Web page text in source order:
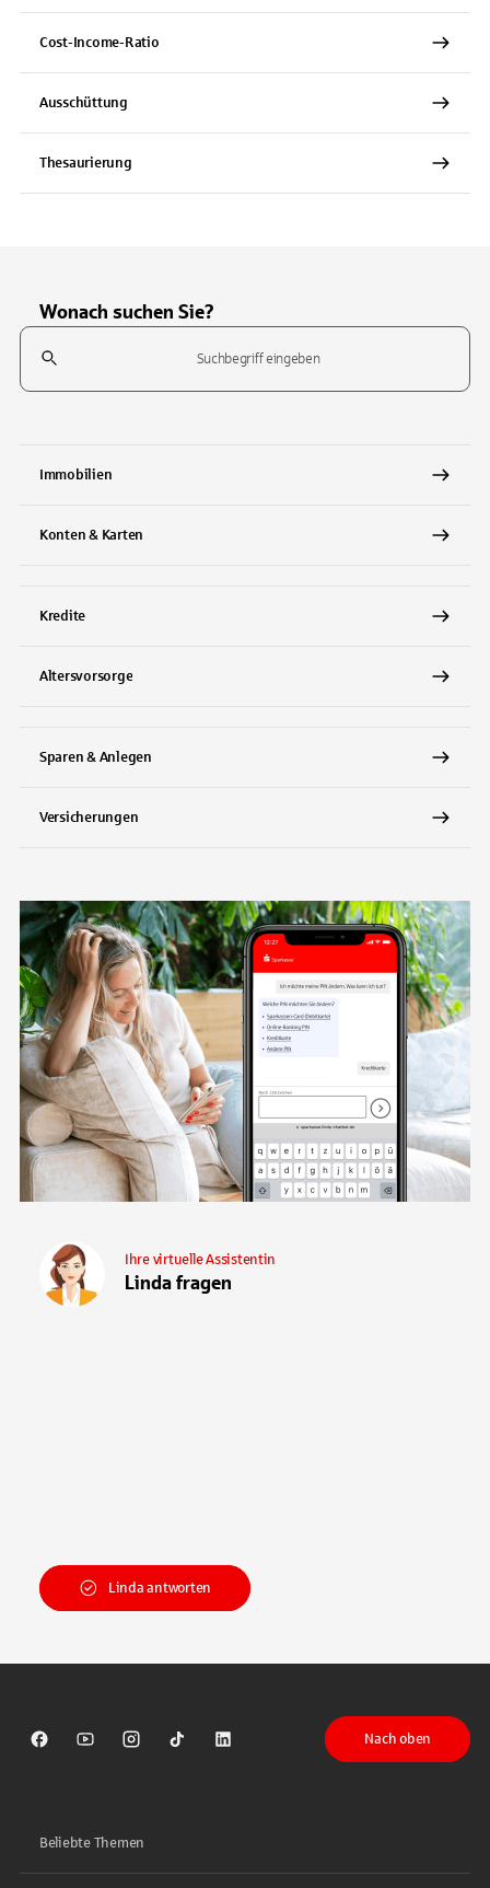
Cost-Income-Ratio
Ausschüttung
Thesaurierung
Wonach suchen Sie?
Suchfeld
Immobilien
Konten & Karten
Kredite
Altersvorsorge
Sparen & Anlegen
Versicherungen
Linda fragen
Ihre virtuelle Assistentin
Linda antworten
Sparkasse auf Facebook
Sparkasse auf Youtube
Sparkasse auf Instagram
Sparkasse auf TikTok
Sparkasse auf LinkedIn
Nach oben
Beliebte Themen